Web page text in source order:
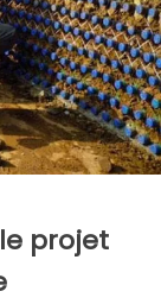
projet